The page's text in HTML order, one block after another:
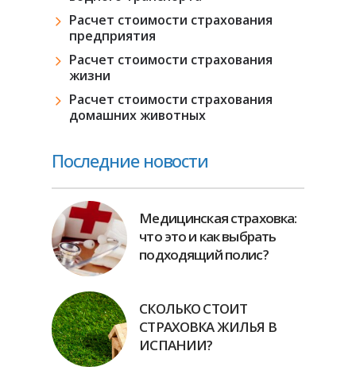
Расчет стоимости страхования
предприятия
Расчет стоимости страхования
жизни
Расчет стоимости страхования
домашних животных
Последние новости
Медицинская страховка:
что это и как выбрать
подходящий полис?
СКОЛЬКО СТОИТ
СТРАХОВКА ЖИЛЬЯ В
ИСПАНИИ?